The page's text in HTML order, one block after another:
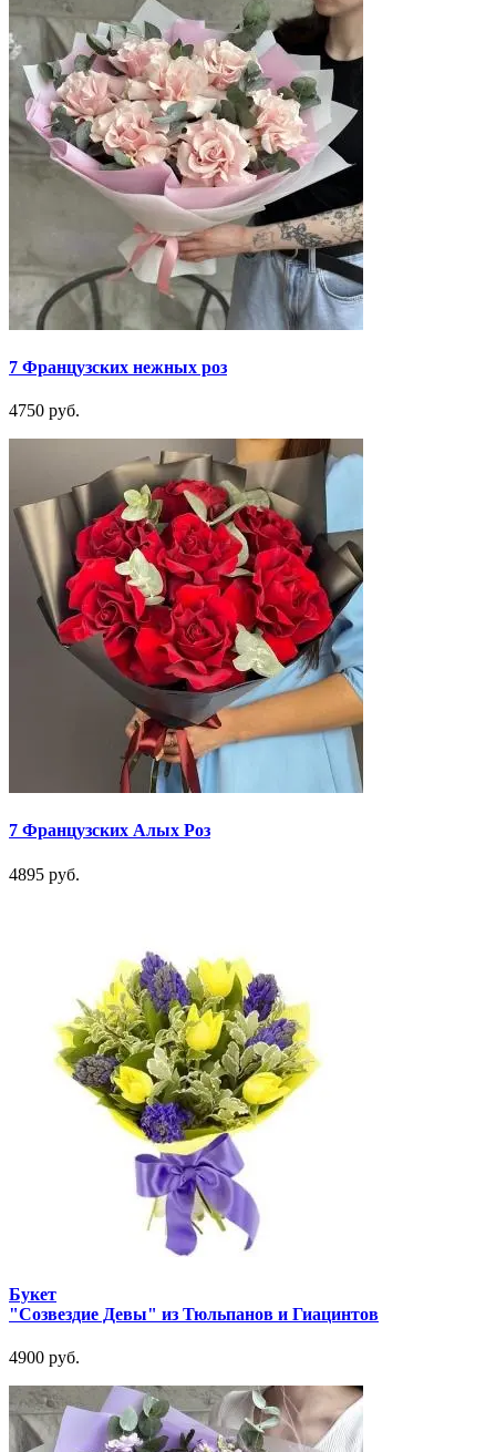
7 Французских нежных роз
4750 руб.
7 Французских Алых Роз
4895 руб.
Букет
"Созвездие Девы" из Тюльпанов и Гиацинтов
4900 руб.